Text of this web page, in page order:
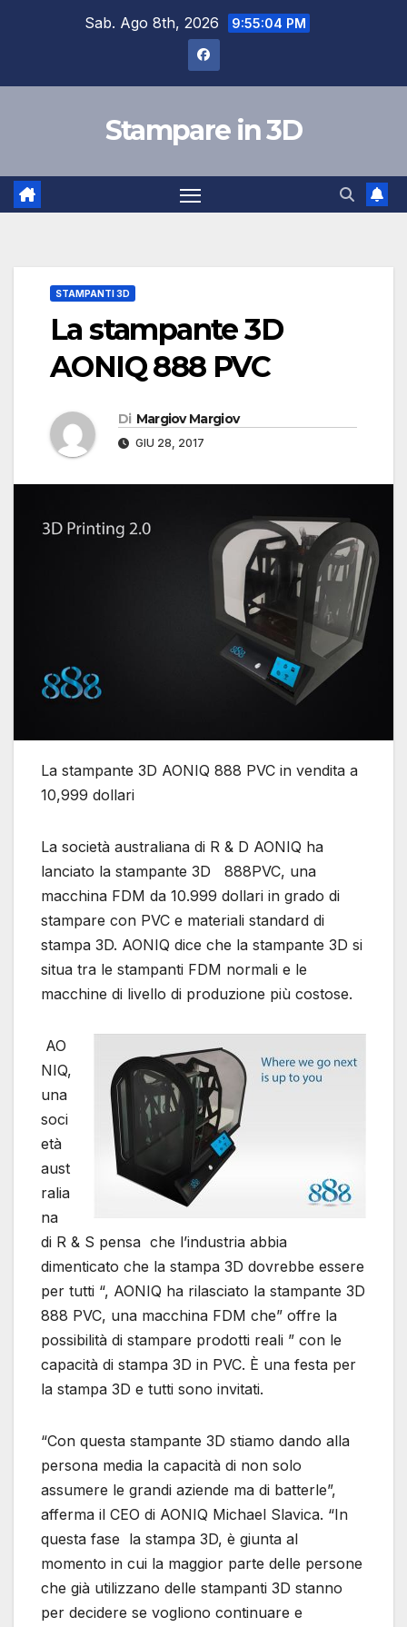
Sab. Ago 8th, 2026 9:55:05 PM
Stampare in 3D
STAMPANTI 3D
La stampante 3D
AONIQ 888 PVC
Di Margiov Margiov
GIU 28, 2017
La stampante 3D AONIQ 888 PVC in vendita a
10,999 dollari
La società australiana di R & D AONIQ ha
lanciato la stampante 3D 888PVC, una
macchina FDM da 10.999 dollari in grado di
stampare con PVC e materiali standard di
stampa 3D. AONIQ dice che la stampante 3D si
situa tra le stampanti FDM normali e le
macchine di livello di produzione più costose.
AO
NIQ,
una
soci
età
aust
ralia
na
di R & S pensa che l’industria abbia
dimenticato che la stampa 3D dovrebbe essere
per tutti “, AONIQ ha rilasciato la stampante 3D
888 PVC, una macchina FDM che” offre la
possibilità di stampare prodotti reali ” con le
capacità di stampa 3D in PVC. È una festa per
la stampa 3D e tutti sono invitati.
“Con questa stampante 3D stiamo dando alla
persona media la capacità di non solo
assumere le grandi aziende ma di batterle”,
afferma il CEO di AONIQ Michael Slavica. “In
questa fase la stampa 3D, è giunta al
momento in cui la maggior parte delle persone
che già utilizzano delle stampanti 3D stanno
per decidere se vogliono continuare e